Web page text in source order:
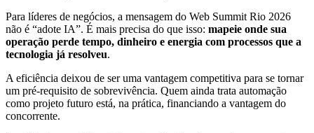
Para líderes de negócios, a mensagem do Web Summit Rio 2026
não é “adote IA”. É mais precisa do que isso: mapeie onde sua
operação perde tempo, dinheiro e energia com processos que a
tecnologia já resolveu.
A eficiência deixou de ser uma vantagem competitiva para se tornar
um pré-requisito de sobrevivência. Quem ainda trata automação
como projeto futuro está, na prática, financiando a vantagem do
concorrente.